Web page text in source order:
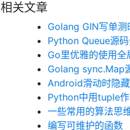
相关文章
Golang GIN写单
Python Queue源
Go里优雅的使用全
Golang sync.Map
Android滑动时隐
Python中用tuple
一些常用的算法思
编写可维护的函数